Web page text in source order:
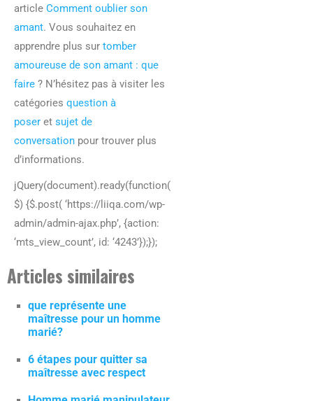
article Comment oublier son
amant. Vous souhaitez en
apprendre plus sur tomber
amoureuse de son amant : que
faire ? N’hésitez pas à visiter les
catégories question à
poser et sujet de
conversation pour trouver plus
d’informations.
jQuery(document).ready(function(
$) {$.post( ‘https://liiqa.com/wp-
admin/admin-ajax.php’, {action:
‘mts_view_count’, id: ‘4243’});});
Articles similaires
que représente une
maîtresse pour un homme
marié?
6 étapes pour quitter sa
maîtresse avec respect